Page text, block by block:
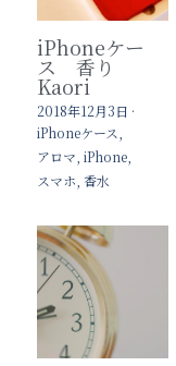
iPhoneケー
ス 香り
Kaori
2018年12月3日 ·
iPhoneケース,
アロマ, iPhone,
スマホ, 香水